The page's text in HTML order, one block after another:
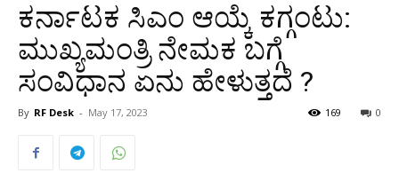
ಕರ್ನಾಟಕ ಸಿಎಂ ಆಯ್ಕೆ ಕಗ್ಗಂಟು:
ಮುಖ್ಯಮಂತ್ರಿ ನೇಮಕ ಬಗ್ಗೆ
ಸಂವಿಧಾನ ಏನು ಹೇಳುತ್ತದೆ ?
By RF Desk - May 17, 2023 0
169